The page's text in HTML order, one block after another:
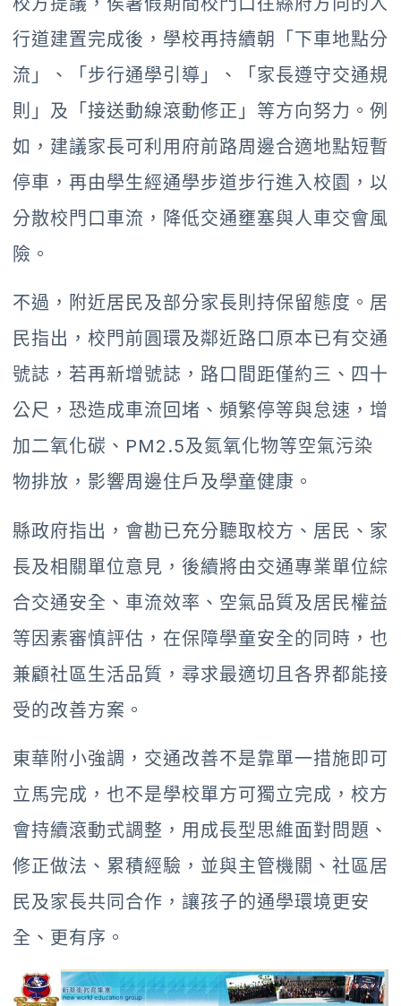
行道建置完成後，學校再持續朝「下車地點分
流」、「步行通學引導」、「家長遵守交通規
則」及「接送動線滾動修正」等方向努力。例
如，建議家長可利用府前路周邊合適地點短暫
停車，再由學生經通學步道步行進入校園，以
分散校門口車流，降低交通壅塞與人車交會風
險。
不過，附近居民及部分家長則持保留態度。居
民指出，校門前圓環及鄰近路口原本已有交通
號誌，若再新增號誌，路口間距僅約三、四十
公尺，恐造成車流回堵、頻繁停等與怠速，增
加二氧化碳、PM2.5及氮氧化物等空氣污染
物排放，影響周邊住戶及學童健康。
縣政府指出，會勘已充分聽取校方、居民、家
長及相關單位意見，後續將由交通專業單位綜
合交通安全、車流效率、空氣品質及居民權益
等因素審慎評估，在保障學童安全的同時，也
兼顧社區生活品質，尋求最適切且各界都能接
受的改善方案。
東華附小強調，交通改善不是靠單一措施即可
立馬完成，也不是學校單方可獨立完成，校方
會持續滾動式調整，用成長型思維面對問題、
修正做法、累積經驗，並與主管機關、社區居
民及家長共同合作，讓孩子的通學環境更安
全、更有序。